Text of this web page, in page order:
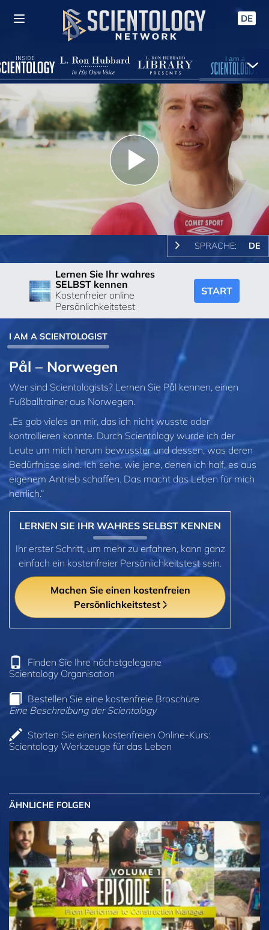
DE
Play
Video
SPRACHE: DE
Lernen Sie Ihr wahres
SELBST kennen
Kostenfreier online
Persönlichkeitstest
START
I AM A SCIENTOLOGIST
Pål – Norwegen
Wer sind Scientologists? Lernen Sie Pål kennen, einen
Fußballtrainer aus Norwegen.
„Es gab vieles an mir, das ich nicht wusste oder
kontrollieren konnte. Durch Scientology wurde ich der
Leute um mich herum bewusster und dessen, was deren
Bedürfnisse sind. Ich sehe, wie jene, denen ich half, es aus
eigenem Antrieb schaffen. Das macht das Leben für mich
herrlich.“
LERNEN SIE IHR WAHRES SELBST KENNEN
Ihr erster Schritt, um mehr zu erfahren, kann ganz
einfach ein kostenfreier Persönlichkeitstest sein.
Machen Sie einen kostenfreien
Persönlichkeitstest
Finden Sie Ihre nächstgelegene
Scientology Organisation
Bestellen Sie eine kostenfreie Broschüre
Eine Beschreibung der Scientology
Starten Sie einen kostenfreien Online-Kurs:
Scientology Werkzeuge für das Leben
ÄHNLICHE FOLGEN